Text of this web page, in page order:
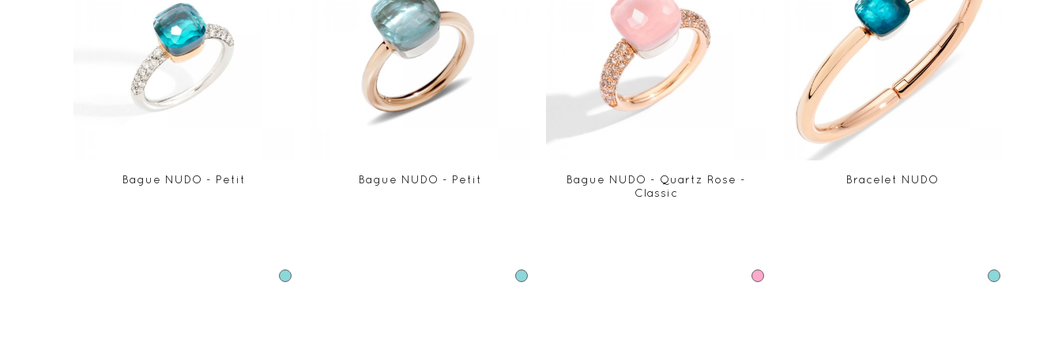
Bague NUDO - Petit
Bleu
Bague NUDO - Petit
Bleu
Bague NUDO - Quartz Rose -
Classic
Rose
Bracelet NUDO
Bleu